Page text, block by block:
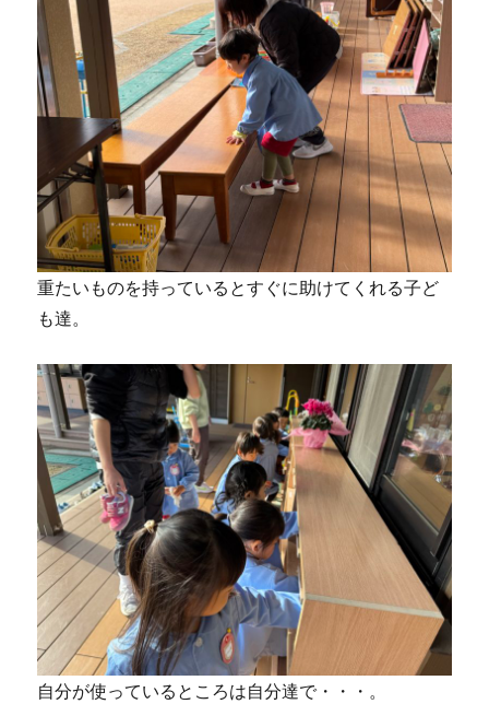
重たいものを持っているとすぐに助けてくれる子ど
も達。
自分が使っているところは自分達で・・・。